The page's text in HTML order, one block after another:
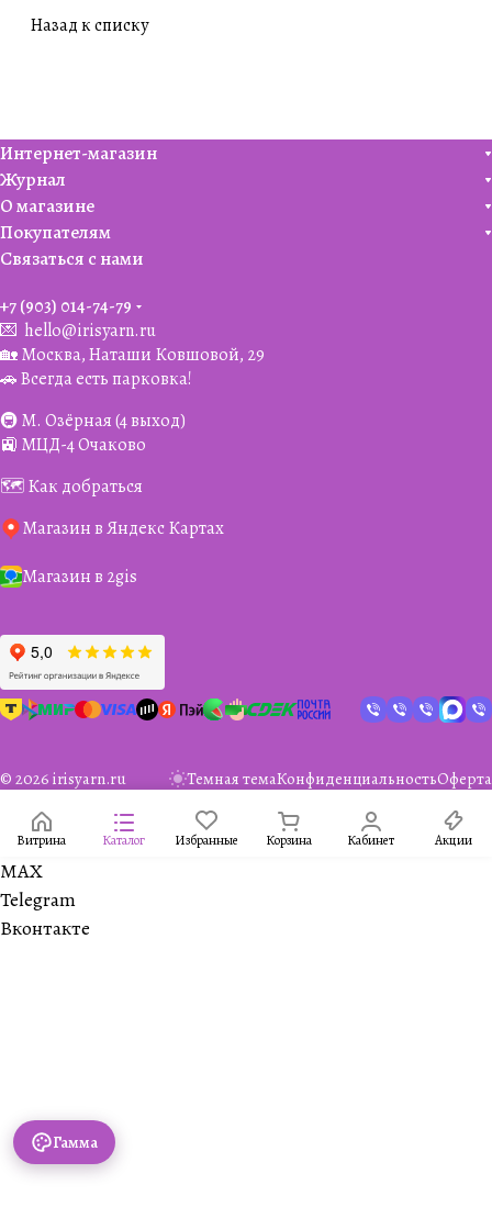
Назад к списку
Интернет-магазин
Журнал
О магазине
Покупателям
Связаться с нами
+7 (903) 014-74-79‬
💌 hello@irisyarn.ru
🏡 Москва, Наташи Ковшовой, 29
🚗 Всегда есть парковка!
🚇 М. Озёрная (4 выход)
🚉 МЦД-4 Очаково
🗺️ Как добраться
Магазин в Яндекс Картах
Магазин в 2gis
© 2026 irisyarn.ru Темная темаКонфиденциальностьОферта
Витрина Каталог Избранные Корзина Кабинет Акции
Гамма
MAX
Telegram
Вконтакте